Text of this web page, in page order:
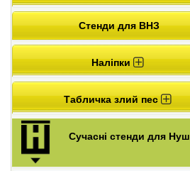
Стенди для ВНЗ
Наліпки
Табличка злий пес
Сучасні стенди для Нуш